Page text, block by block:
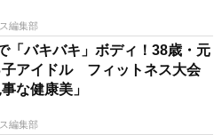
編集部
「バキバキ」ボディ！38歳・元
子アイドル フィットネス大会
な健康美」
編集部